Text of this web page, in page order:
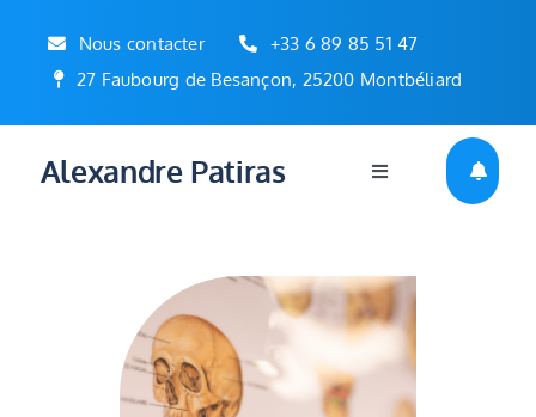
contenu
Nous contacter
+33 6 89 85 51 47
27 Faubourg de Besançon, 25200 Montbéliard
Alexandre Patiras
Toggle
Navigation